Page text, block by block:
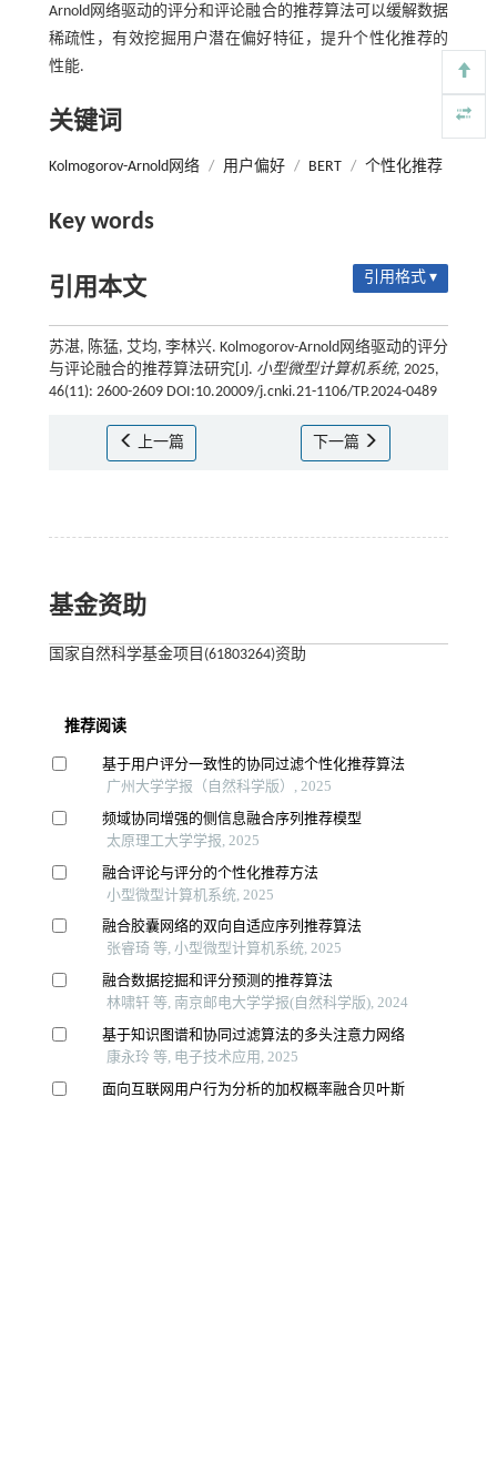
Arnold网络驱动的评分和评论融合的推荐算法可以缓解数据
稀疏性，有效挖掘用户潜在偏好特征，提升个性化推荐的
性能.
关键词
Kolmogorov-Arnold网络 / 用户偏好 / BERT / 个性化推荐
Key words
引用本文 引用格式 ▾
苏湛, 陈猛, 艾均, 李林兴. Kolmogorov-Arnold网络驱动的评分
与评论融合的推荐算法研究[J]. 小型微型计算机系统, 2025,
46(11): 2600-2609 DOI:10.20009/j.cnki.21-1106/TP.2024-0489
上一篇 下一篇
基金资助
国家自然科学基金项目(61803264)资助